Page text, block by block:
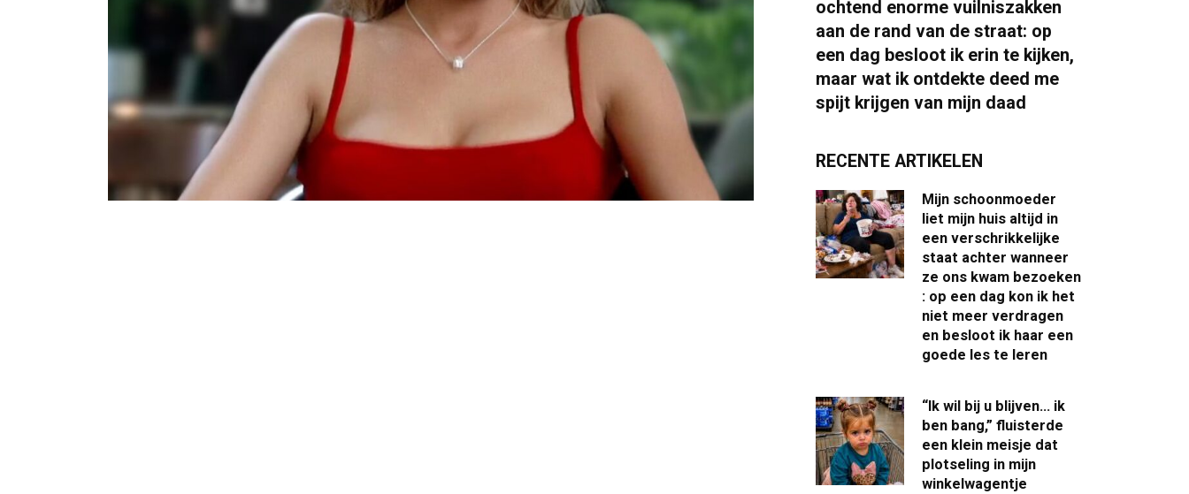
ochtend enorme vuilniszakken
aan de rand van de straat: op
een dag besloot ik erin te kijken,
maar wat ik ontdekte deed me
spijt krijgen van mijn daad
RECENTE ARTIKELEN
Mijn schoonmoeder
liet mijn huis altijd in
een verschrikkelijke
staat achter wanneer
ze ons kwam bezoeken
: op een dag kon ik het
niet meer verdragen
en besloot ik haar een
goede les te leren
“Ik wil bij u blijven… ik
ben bang,” fluisterde
een klein meisje dat
plotseling in mijn
winkelwagentje